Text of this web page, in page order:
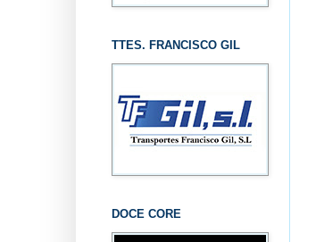
TTES. FRANCISCO GIL
DOCE CORE